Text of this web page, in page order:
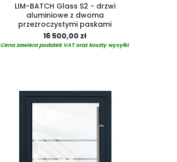
LIM-BATCH Glass S2 - drzwi
aluminiowe z dwoma
przezroczystymi paskami
16 500,00 zł
Cena zawiera podatek VAT oraz koszty wysyłki